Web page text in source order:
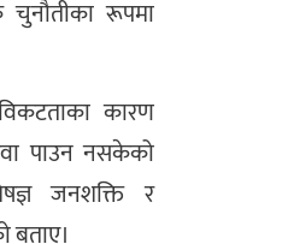
चुनौतीका रूपमा
कारण
पाउन नसकेको
जनशक्ति र